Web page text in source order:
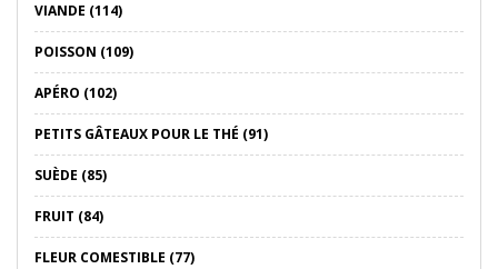
VIANDE (114)
POISSON (109)
APÉRO (102)
PETITS GÂTEAUX POUR LE THÉ (91)
SUÈDE (85)
FRUIT (84)
FLEUR COMESTIBLE (77)